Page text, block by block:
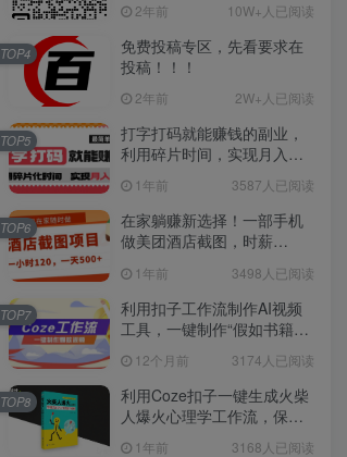
2年前 10W+人已阅读
免费投稿专区，先看要求在
投稿！！！
2年前 2W+人已阅读
TOP4
打字打码就能赚钱的副业，
利用碎片时间，实现月入过
1年前 3587人已阅读
TOP5
在家躺赚新选择！一部手机
做美团酒店截图，时薪
1年前 3498人已阅读
TOP6
利用扣子工作流制作AI视频
工具，一键制作“假如书籍会
12个月前 3174人已阅读
TOP7
利用Coze扣子一键生成火柴
人爆火心理学工作流，保姆
1年前 3168人已阅读
TOP8